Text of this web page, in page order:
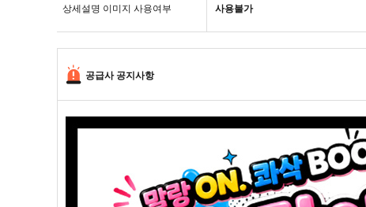
상세설명 이미지 사용여부 사용불가
공급사 공지사항